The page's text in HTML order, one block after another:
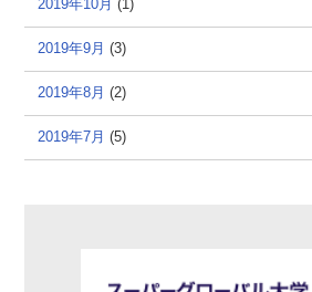
2019年10月 (1)
2019年9月 (3)
2019年8月 (2)
2019年7月 (5)